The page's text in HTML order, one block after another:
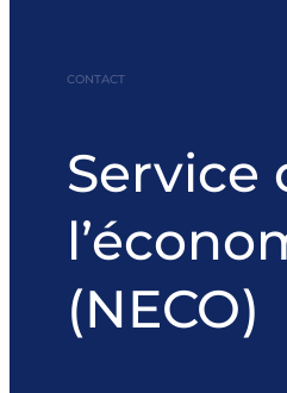
CONTACT
Service
(NECO)